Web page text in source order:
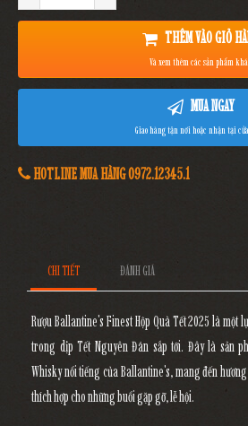
THÊM VÀO GIỎ
Và xem thêm các sản phẩm
MUA NGAY
Giao hàng tận nơi hoặc nhận tại
HOTLINE MUA HÀNG 0972.12345.1
CHI TIẾT ĐÁNH GIÁ
Rượu Ballantine's Finest Hộp Quà Tết 2025 là một
trong dịp Tết Nguyên Đán sắp tới. Đây là sản
Whisky nổi tiếng của Ballantine's, mang đến
thích hợp cho những buổi gặp gỡ, lễ hội.